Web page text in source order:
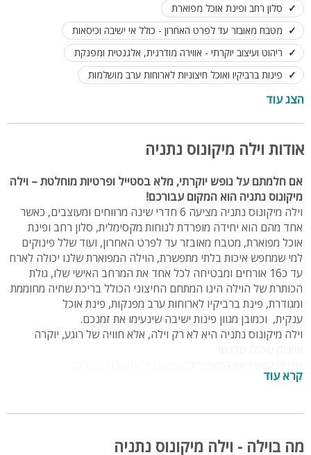
סלון רחב ופינת אוכל מפוארת
מטבח מאובזר עד לפרט האחרון - כולל אי ישיבה וכיסאות
ריהוט ועיצוב יוקרתי - אווירה מודרנית, אלגנטית ומפנקת
פינות ברביקיו ואוכל חיצוניות לארוחות ערב מושלמות
בריכת שחיה מחוממת ומגודרת עם מפל מים ופינות שיזוף
עד 16 אורחים
הצג עוד
אודות וילה מיקונוס נתניה
אם חלמתם על נופש יוקרתי, מלא בסטייל ופרטיות מוחלטת – וילה
מיקונוס נתניה הוא המקום עבורכם!
וילה מיקונוס נתניה מציעה 6 חדרי שינה מרווחים ומעוצבים, כאשר
אחד מהם הוא יחידה מופרדת לנוחות מקסימלית, סלון רחב ופינת
אוכל מפוארת, מטבח מאובזר עד לפרט האחרון, ועוד שלל פינוקים
למי שמחפש איכות בלתי מתפשרת, הוילה המפוארת שלנו יכולה לארח
עד כ16 אורחים ומבטיחה לכל אחד את המרחב האישי שלו, גולת
הכותרת של הוילה הינו המתחם החיצוני הכולל בריכת שחיה מחוממת
ומגודרת, פינת ברביקיו לארוחות ערב מפנקות, פינת אוכל
ענקית, וכמובן מגוון פינות ישיבה שינעימו את זמנכם.
וילה מיקונוס נתניה היא לא רק וילה, אלא חוויה של רוגע, יוקרה
אזור השרון, נתניה
לידיעת האורחים:
קרא עוד
מה בוילה - וילה מיקונוס נתניה